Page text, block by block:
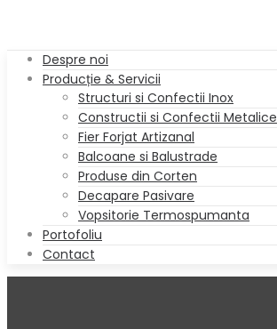
Despre noi
Producție & Servicii
Structuri si Confectii Inox
Constructii si Confectii Metalice
Fier Forjat Artizanal
Balcoane si Balustrade
Produse din Corten
Decapare Pasivare
Vopsitorie Termospumanta
Portofoliu
Contact